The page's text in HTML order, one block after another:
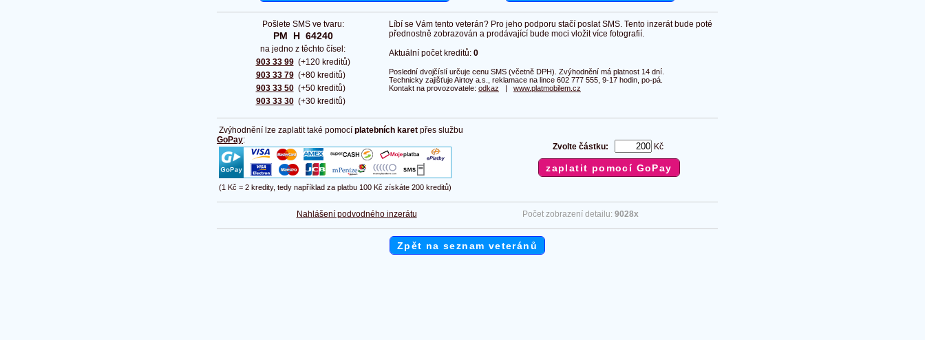
Pošlete SMS ve tvaru:
PM  H  64240
na jedno z těchto čísel:
903 33 99
903 33 79
903 33 50
903 33 30
(+120 kreditů)
(+80 kreditů)
(+50 kreditů)
(+30 kreditů)
Líbí se Vám tento veterán? Pro jeho podporu stačí poslat SMS. Tento inzerát bude poté
přednostně zobrazován a prodávající bude moci vložit více fotografií.
Aktuální počet kreditů: 0
Poslední dvojčíslí určuje cenu SMS (včetně DPH). Zvýhodnění má platnost 14 dní.
Technicky zajišťuje Airtoy a.s., reklamace na lince 602 777 555, 9-17 hodin, po-pá.
Kontakt na provozovatele: odkaz | www.platmobilem.cz
Zvýhodnění lze zaplatit také pomocí platebních karet přes službu
GoPay:
(1 Kč = 2 kredity, tedy například za platbu 100 Kč získáte 200 kreditů)
Zvolte částku: Kč
Nahlášení podvodného inzerátu Počet zobrazení detailu: 9028x
Zpět na seznam veteránů